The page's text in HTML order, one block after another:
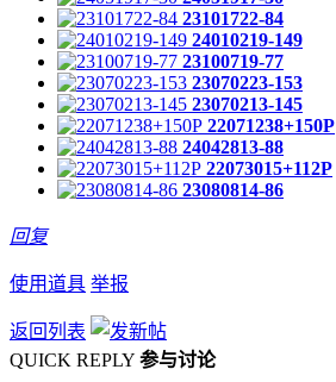
23101722-84
24010219-149
23100719-77
23070223-153
23070213-145
22071238+150P
24042813-88
22073015+112P
23080814-86
回复
使用道具 举报
返回列表
QUICK REPLY 参与讨论